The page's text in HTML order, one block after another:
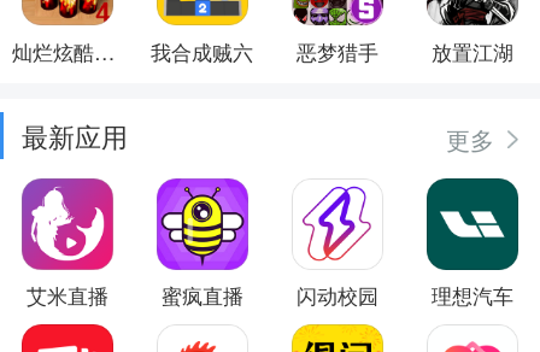
灿烂炫酷模拟器 我合成贼六 恶梦猎手 放置江湖
最新应用 更多
艾米直播 蜜疯直播 闪动校园 理想汽车